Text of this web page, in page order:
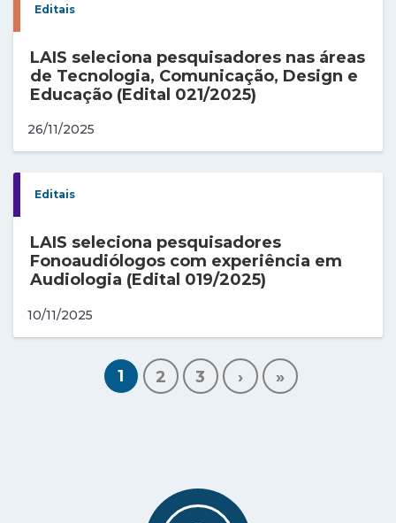
Editais
LAIS seleciona pesquisadores nas áreas
de Tecnologia, Comunicação, Design e
Educação (Edital 021/2025)
26/11/2025
Editais
LAIS seleciona pesquisadores
Fonoaudiólogos com experiência em
Audiologia (Edital 019/2025)
10/11/2025
1 2 3 › »